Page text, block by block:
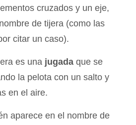
cruzados y un eje,
de tijera (como las
citar un caso).
es una jugada que se
la pelota con un salto y
en el aire.
aparece en el nombre de